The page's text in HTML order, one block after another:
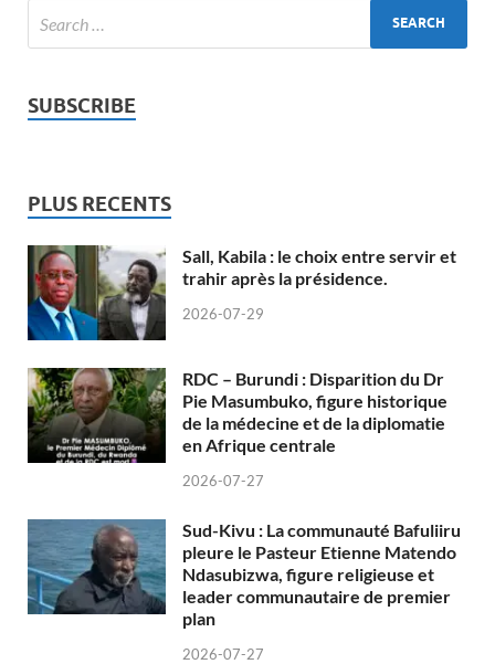
SUBSCRIBE
PLUS RECENTS
Sall, Kabila : le choix entre servir et
trahir après la présidence.
2026-07-29
RDC – Burundi : Disparition du Dr
Pie Masumbuko, figure historique
de la médecine et de la diplomatie
en Afrique centrale
2026-07-27
Sud-Kivu : La communauté Bafuliiru
pleure le Pasteur Etienne Matendo
Ndasubizwa, figure religieuse et
leader communautaire de premier
plan
2026-07-27